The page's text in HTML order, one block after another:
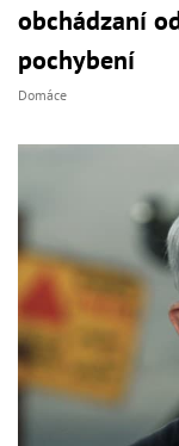
obchádzaní
pochybení
Domáce